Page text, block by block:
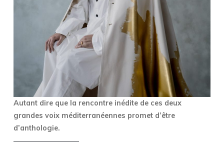
Autant dire que la rencontre inédite de ces deux
grandes voix méditerranéennes promet d’être
d’anthologie.